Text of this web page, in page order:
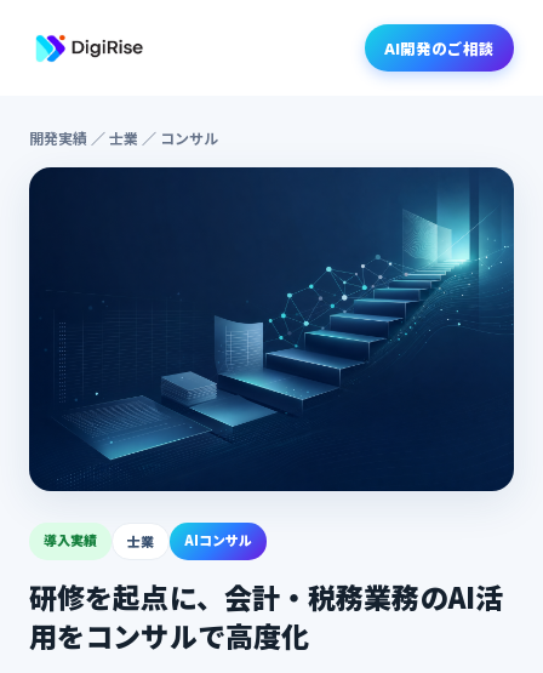
AI開発のご相談
開発実績 ／ 士業 ／ コンサル
導入実績 士業 AIコンサル
研修を起点に、会計・税務業務のAI活
用をコンサルで高度化